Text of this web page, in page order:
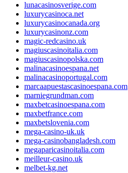
lunacasinosverige.com
luxurycasinoca.net
luxurycasinocanada.org
luxurycasinonz.com
magic-redcasino.uk
magiuscasinoitalia.com
magiuscasinopolska.com
malinacasinoespana.net
malinacasinoportugal.com
marcaapuestascasinoespana.com
marniegrundman.com
maxbetcasinoespana.com
maxbetfrance.com
maxbetslovenia.com
mega-casino-uk.uk
mega-casinobangladesh.com
megaparicasinoitalia.com
meilleur-casino.uk
melbet-kg.net